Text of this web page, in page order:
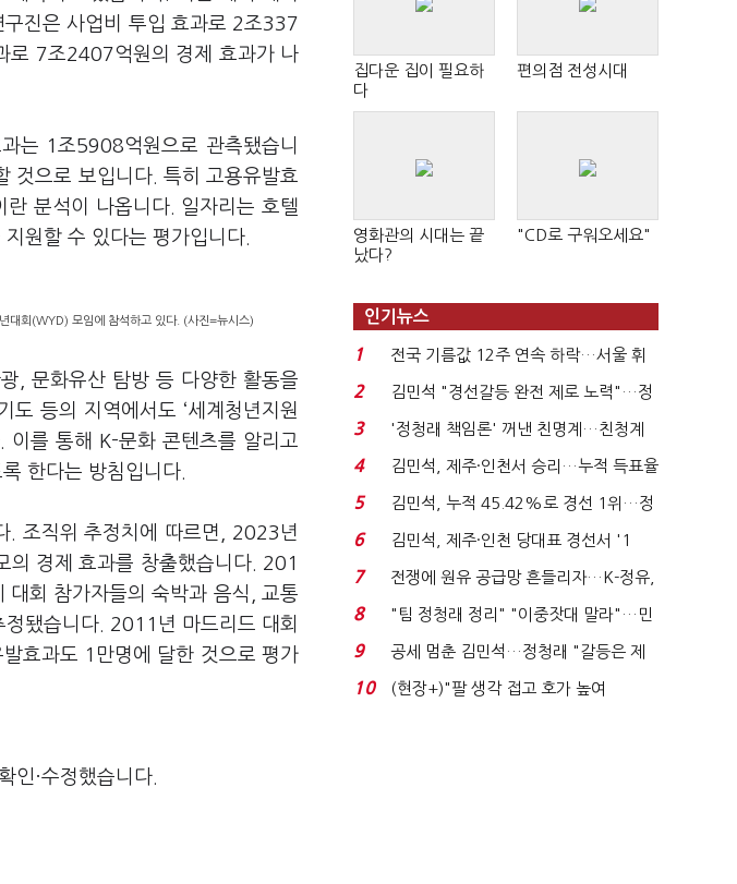
진은 사업비 투입 효과로 2조337
로 7조2407억원의 경제 효과가 나
는 1조5908억원으로 관측됐습니
것으로 보입니다. 특히 고용유발효
분석이 나옵니다. 일자리는 호텔
원할 수 있다는 평가입니다.
대회(WYD) 모임에 참석하고 있다. (사진=뉴시스)
, 문화유산 탐방 등 다양한 활동을
등의 지역에서도 ‘세계청년지원
이를 통해 K-문화 콘텐츠를 알리고
한다는 방침입니다.
. 조직위 추정치에 따르면, 2023년
경제 효과를 창출했습니다. 201
회 참가자들의 숙박과 음식, 교통
됐습니다. 2011년 마드리드 대회
효과도 1만명에 달한 것으로 평가
인·수정했습니다.
집다운 집이 필요하
다
편의점 전성시대
영화관의 시대는 끝
났다?
"CD로 구워오세요"
인기뉴스
1
전국 기름값 12주 연속 하락…서울 휘
발윳값 1909원...
2
김민석 "경선갈등 완전 제로 노력"…정
청래 "반명 공세 사...
3
'정청래 책임론' 꺼낸 친명계…친청계
는 추가투표 때리기...
4
김민석, 제주·인천서 승리…누적 득표율
'1위 탈환'(종합)...
5
김민석, 누적 45.42%로 경선 1위…정
청래와 격차 0.86%p(...
6
김민석, 제주·인천 당대표 경선서 '1
위'(1보)...
7
전쟁에 원유 공급망 흔들리자…K-정유,
에너지안보 핵심...
8
"팀 정청래 정리" "이중잣대 말라"…민
주 최고위원 계파 다...
9
공세 멈춘 김민석…정청래 "갈등은 제
가 수습"
10
(현장+)"팔 생각 접고 호가 높여